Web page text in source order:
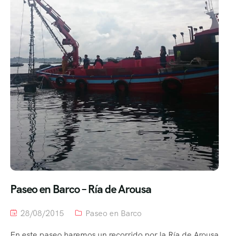
Paseo en Barco – Ría de Arousa
28/08/2015
Paseo en Barco